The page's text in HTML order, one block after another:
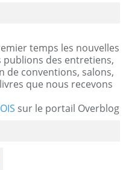
temps les nouvelles
des entretiens,
de conventions, salons,
que nous recevons
sur le portail Overblog